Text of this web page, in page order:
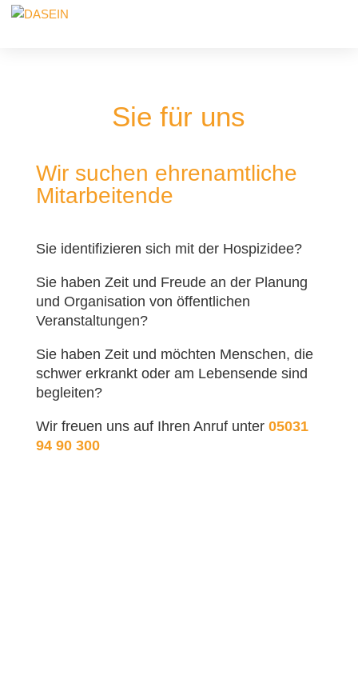
Sie für uns
Wir suchen ehrenamtliche
Mitarbeitende
Sie identifizieren sich mit der Hospizidee?
Sie haben Zeit und Freude an der Planung
und Organisation von öffentlichen
Veranstaltungen?
Sie haben Zeit und möchten Menschen, die
schwer erkrankt oder am Lebensende sind
begleiten?
Wir freuen uns auf Ihren Anruf unter 05031
94 90 300